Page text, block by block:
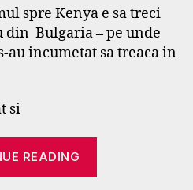
spre Kenya e sa treci
din Bulgaria – pe unde
au incumetat sa treaca in
si
READING